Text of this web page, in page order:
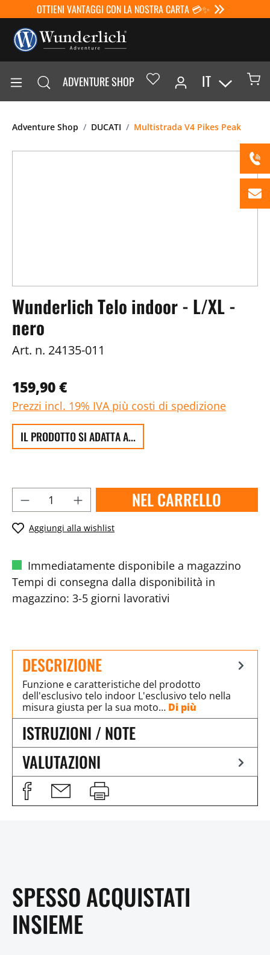
OTTIENI VANTAGGI CON LA NOSTRA CARTA 💳✨
ADVENTURE SHOP IT
Adventure Shop DUCATI Multistrada V4 Pikes Peak
Wunderlich Telo indoor - L/XL -
nero
Art. n. 24135-011
159,90 €
Prezzi incl. 19% IVA più costi di spedizione
IL PRODOTTO SI ADATTA A...
NEL CARRELLO
Aggiungi alla wishlist
Immediatamente disponibile a magazzino
Tempi di consegna dalla disponibilità in
magazzino: 3-5 giorni lavorativi
DESCRIZIONE
Funzione e caratteristiche del prodotto
dell'esclusivo telo indoor L'esclusivo telo nella
misura giusta per la sua moto… Di più
ISTRUZIONI / NOTE
VALUTAZIONI
SPESSO ACQUISTATI
INSIEME